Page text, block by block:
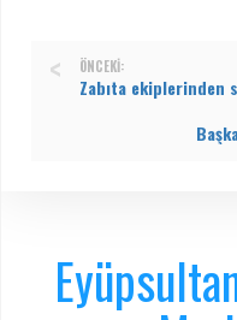
ÖNCEKI: